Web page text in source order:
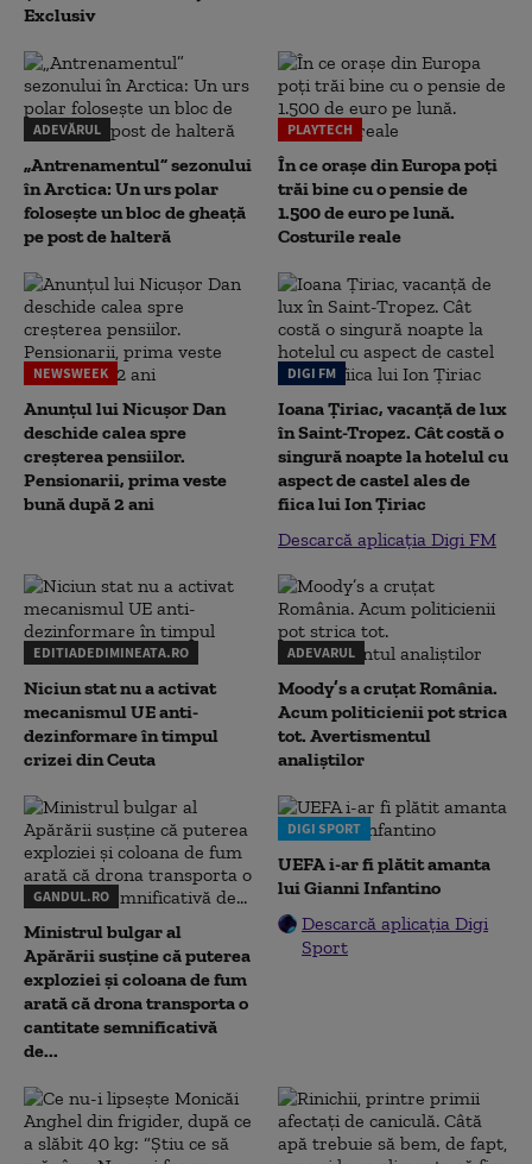
Exclusiv
ADEVĂRUL
„Antrenamentul” sezonului
în Arctica: Un urs polar
folosește un bloc de gheață
pe post de halteră
PLAYTECH
În ce orașe din Europa poți
trăi bine cu o pensie de
1.500 de euro pe lună.
Costurile reale
NEWSWEEK
Anunțul lui Nicușor Dan
deschide calea spre
creșterea pensiilor.
Pensionarii, prima veste
bună după 2 ani
DIGI FM
Ioana Țiriac, vacanță de lux
în Saint-Tropez. Cât costă o
singură noapte la hotelul cu
aspect de castel ales de
fiica lui Ion Țiriac
Descarcă aplicația Digi FM
EDITIADEDIMINEATA.RO
Niciun stat nu a activat
mecanismul UE anti-
dezinformare în timpul
crizei din Ceuta
ADEVARUL
Moody’s a cruțat România.
Acum politicienii pot strica
tot. Avertismentul
analiștilor
GANDUL.RO
Ministrul bulgar al
Apărării susține că puterea
exploziei și coloana de fum
arată că drona transporta o
cantitate semnificativă
de...
DIGI SPORT
UEFA i-ar fi plătit amanta
lui Gianni Infantino
Descarcă aplicația Digi
Sport